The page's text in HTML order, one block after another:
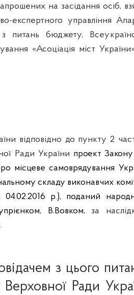
на засідання осіб,
експертного управління
питань бюджету,
«Асоціація міст
відповідно до пункту 2
Ради України проект Закону
місцеве самоврядування
складу виконавчих
р.), поданий
В.Вовком,за
з цього
Ради